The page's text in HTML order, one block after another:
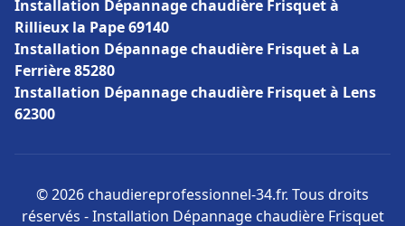
Installation Dépannage chaudière Frisquet à
Rillieux la Pape 69140
Installation Dépannage chaudière Frisquet à La
Ferrière 85280
Installation Dépannage chaudière Frisquet à Lens
62300
© 2026 chaudiereprofessionnel-34.fr. Tous droits
réservés - Installation Dépannage chaudière Frisquet